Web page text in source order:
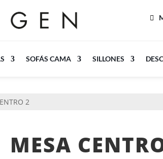
SOFÁS CAMA SILLONES
2
MESA